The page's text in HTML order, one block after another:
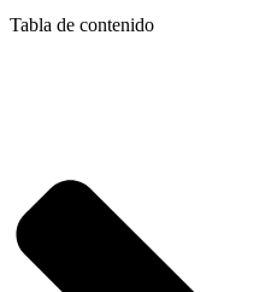
Tabla de contenido